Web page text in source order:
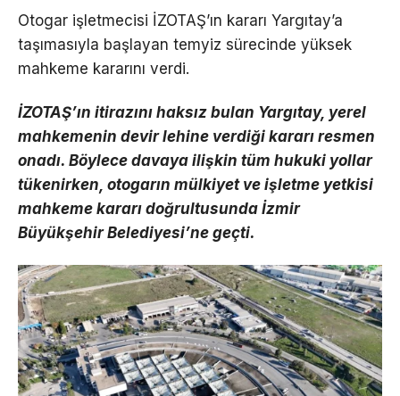
Otogar işletmecisi İZOTAŞ’ın kararı Yargıtay’a
taşımasıyla başlayan temyiz sürecinde yüksek
mahkeme kararını verdi.
İZOTAŞ’ın itirazını haksız bulan Yargıtay, yerel
mahkemenin devir lehine verdiği kararı resmen
onadı. Böylece davaya ilişkin tüm hukuki yollar
tükenirken, otogarın mülkiyet ve işletme yetkisi
mahkeme kararı doğrultusunda İzmir
Büyükşehir Belediyesi’ne geçti.